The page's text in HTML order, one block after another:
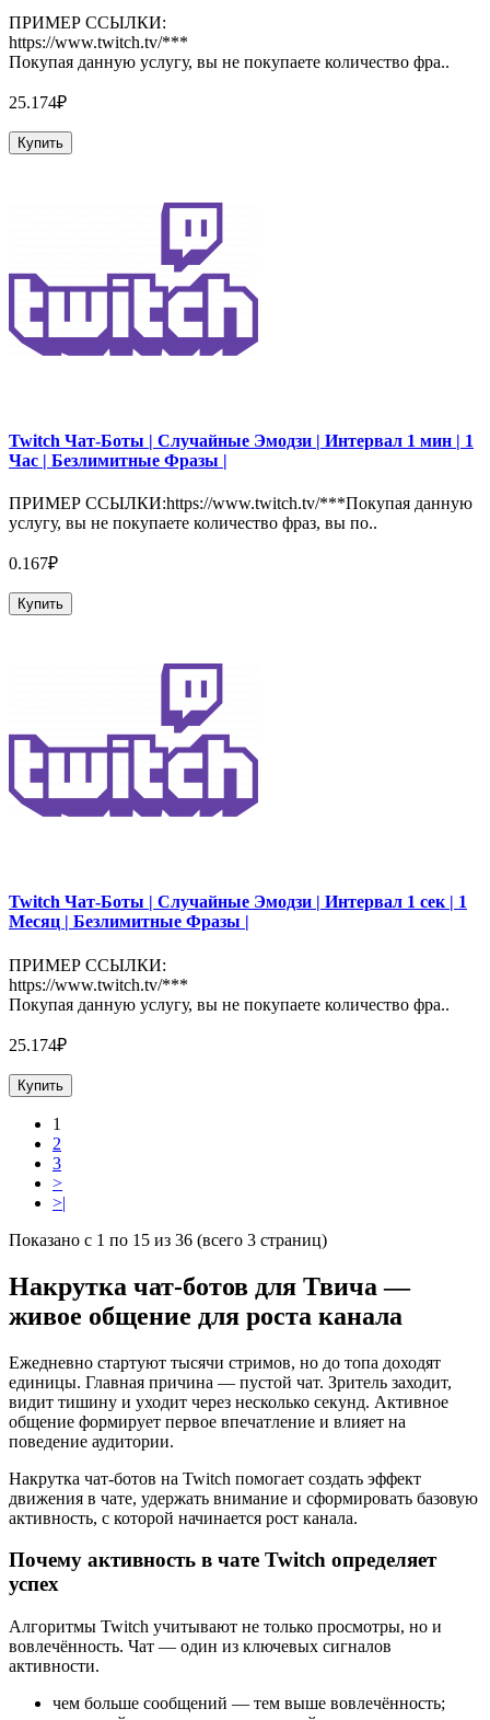
ПРИМЕР ССЫЛКИ:
https://www.twitch.tv/***
Покупая данную услугу, вы не покупаете количество фра..
25.174₽
Купить
Twitch Чат-Боты | Случайные Эмодзи | Интервал 1 мин | 1
Час | Безлимитные Фразы |
ПРИМЕР ССЫЛКИ:https://www.twitch.tv/***Покупая данную
услугу, вы не покупаете количество фраз, вы по..
0.167₽
Купить
Twitch Чат-Боты | Случайные Эмодзи | Интервал 1 сек | 1
Месяц | Безлимитные Фразы |
ПРИМЕР ССЫЛКИ:
https://www.twitch.tv/***
Покупая данную услугу, вы не покупаете количество фра..
25.174₽
Купить
1
2
3
>
>|
Показано с 1 по 15 из 36 (всего 3 страниц)
Накрутка чат-ботов для Твича —
живое общение для роста канала
Ежедневно стартуют тысячи стримов, но до топа доходят
единицы. Главная причина — пустой чат. Зритель заходит,
видит тишину и уходит через несколько секунд. Активное
общение формирует первое впечатление и влияет на
поведение аудитории.
Накрутка чат-ботов на Twitch помогает создать эффект
движения в чате, удержать внимание и сформировать базовую
активность, с которой начинается рост канала.
Почему активность в чате Twitch определяет
успех
Алгоритмы Twitch учитывают не только просмотры, но и
вовлечённость. Чат — один из ключевых сигналов
активности.
чем больше сообщений — тем выше вовлечённость;